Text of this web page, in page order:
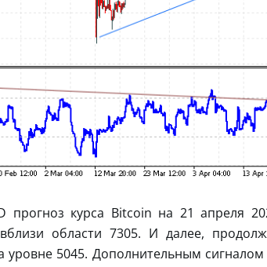
прогноз курса Bitcoin на 21 апреля
области 7305. И далее,
5045. Дополнительным